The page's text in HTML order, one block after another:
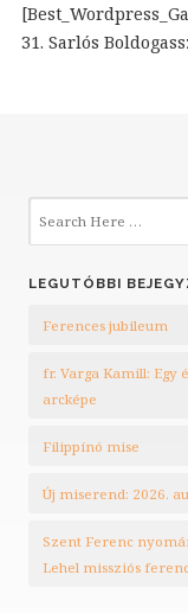
31. Sarlós
LEGUTÓBBI
Ferences jubileum
fr. Varga Kamill: Egy
arcképe
Filippínó mise
Új miserend: 2026.
Szent Ferenc
Lehel missziós